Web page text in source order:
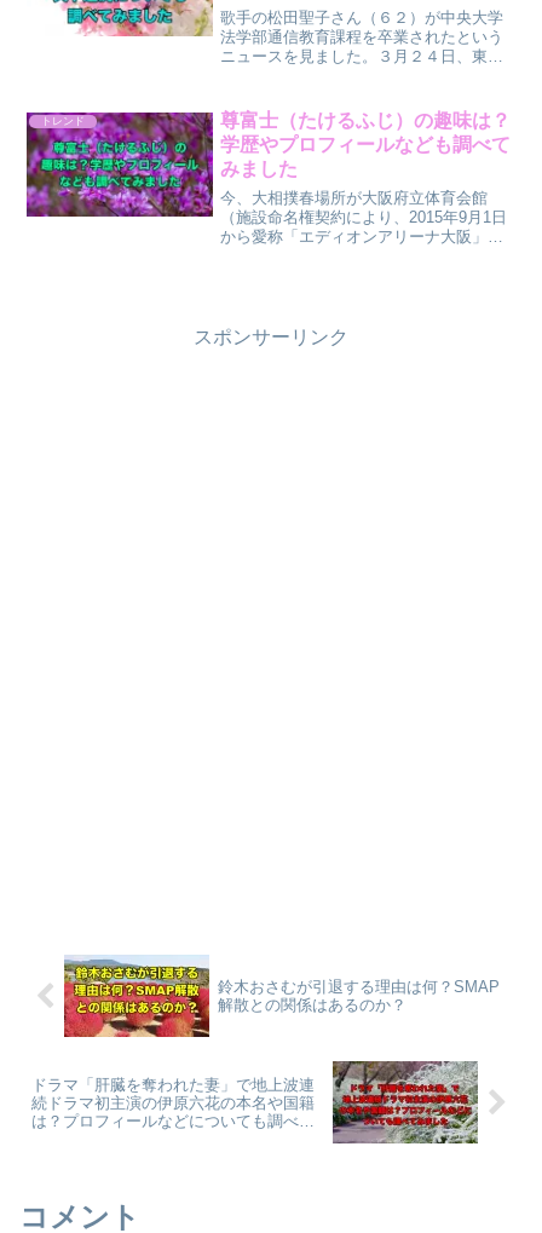
歌手の松田聖子さん（６２）が中央大学
法学部通信教育課程を卒業されたという
ニュースを見ました。３月２４日、東
士（法学）の学位が授与されたとのこと
です。皆さんおはようござい...
トレンド
尊富士（たけるふじ）の趣味は？
学歴やプロフィールなども調べて
みました
今、大相撲春場所が大阪府立体育会館
（施設命名権契約により、2015年9月1日
から愛称「エディオンアリーナ大阪」）
スポンサーリンク
鈴木おさむが引退する理由は何？SMAP
解散との関係はあるのか？
ドラマ「肝臓を奪われた妻」で地上波連
続ドラマ初主演の伊原六花の本名や国籍
は？プロフィールなどについても調べて
コメント